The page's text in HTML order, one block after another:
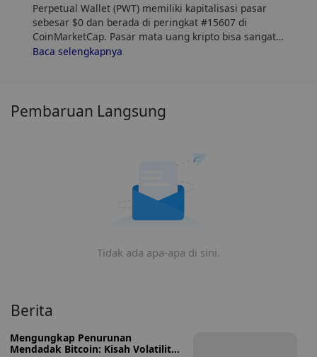
Perpetual Wallet (PWT) memiliki kapitalisasi pasar
sebesar $0 dan berada di peringkat #15607 di
CoinMarketCap. Pasar mata uang kripto bisa sangat
fluktuatif, jadi pastikan untuk melakukan riset sendiri
PWT.
Baca selengkapnya
Pembaruan Langsung
Tidak ada apa-apa di sini.
Berita
Mengungkap Penurunan
Mendadak Bitcoin: Kisah Volatilitas